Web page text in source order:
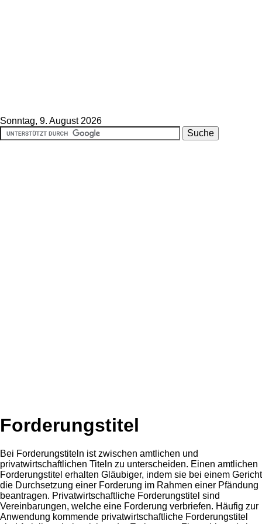
Sonntag, 9. August 2026
Forderungstitel
Bei Forderungstiteln ist zwischen amtlichen und
privatwirtschaftlichen Titeln zu unterscheiden. Einen amtlichen
Forderungstitel erhalten Gläubiger, indem sie bei einem Gericht
die Durchsetzung einer Forderung im Rahmen einer Pfändung
beantragen. Privatwirtschaftliche Forderungstitel sind
Vereinbarungen, welche eine Forderung verbriefen. Häufig zur
Anwendung kommende privatwirtschaftliche Forderungstitel